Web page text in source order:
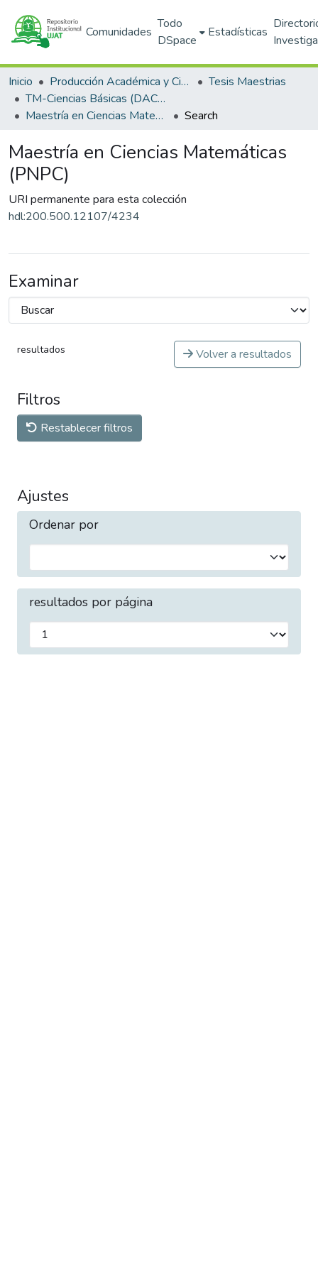
Comunidades
Todo
DSpace
Estadísticas
Inicio Producción Académica y Científica
Tesis Maestrias
TM-Ciencias Básicas (DACB)
Maestría en Ciencias Matemáticas (PNPC)
Search
Maestría en Ciencias Matemáticas
(PNPC)
URI permanente para esta colección
hdl:200.500.12107/4234
Examinar
resultados Volver a resultados
Filtros
Restablecer filtros
Ajustes
Ordenar por
resultados por página